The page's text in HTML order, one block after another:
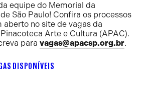
equipe do Memorial da
São Paulo! Confira os processos
aberto no site de vagas da
Arte e Cultura (APAC).
para vagas@apacsp.org.br.
DISPONÍVEIS